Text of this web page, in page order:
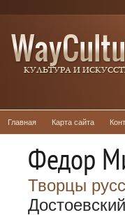
Главная Карта сайта
Федор
Творцы
Достоевский